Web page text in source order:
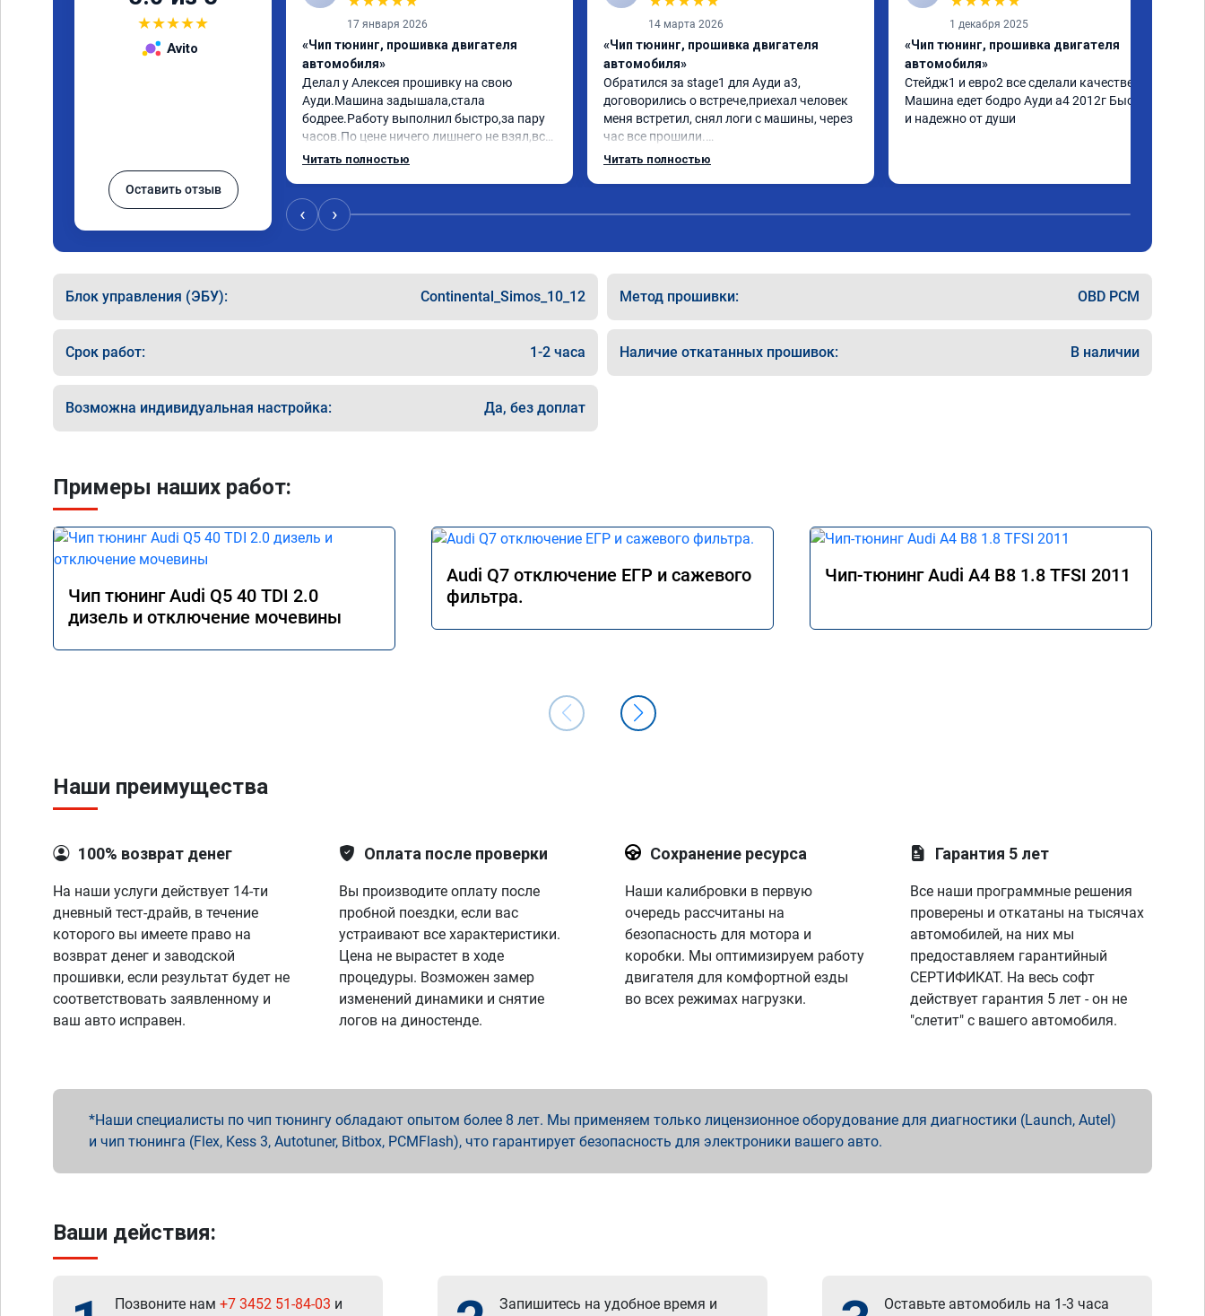
★★★★★
Avito
Оставить отзыв
17 января 2026
«Чип тюнинг, прошивка двигателя
автомобиля»
Делал у Алексея прошивку на свою
Ауди.Машина задышала,стала
бодрее.Работу выполнил быстро,за пару
часов.По цене ничего лишнего не взял,всё
как договаривались заранее.После
знаю,куда ехать в случае поломки
авто.Однозначно рекомендую Алексея
Читать полностью
14 марта 2026
«Чип тюнинг, прошивка двигателя
автомобиля»
Обратился за stage1 для Ауди а3,
договорились о встрече,приехал человек
меня встретил, снял логи с машины, через
час все прошили.
Арман спасибо тебе огромное, машинка по
Читать полностью
1 декабря 2025
«Чип тюнинг, прошивка двигателя
автомобиля»
Стейдж1 и евро2 все сделали качественно.
Машина едет бодро Ауди а4 2012г Быстро
и надежно от души
‹ ›
Блок управления (ЭБУ): Continental_Simos_10_12 Метод прошивки: OBD PCM
Срок работ: 1-2 часа Наличие откатанных прошивок: В наличии
Возможна индивидуальная настройка: Да, без доплат
Примеры наших работ:
Чип тюнинг Audi Q5 40 TDI 2.0
дизель и отключение мочевины
Audi Q7 отключение ЕГР и сажевого
фильтра.
Чип-тюнинг Audi A4 B8 1.8 TFSI 2011
Наши преимущества
100% возврат денег
На наши услуги действует 14-ти
дневный тест-драйв, в течение
которого вы имеете право на
возврат денег и заводской
прошивки, если результат будет не
соответствовать заявленному и
ваш авто исправен.
Оплата после проверки
Вы производите оплату после
пробной поездки, если вас
устраивают все характеристики.
Цена не вырастет в ходе
процедуры. Возможен замер
изменений динамики и снятие
логов на диностенде.
Сохранение ресурса
Наши калибровки в первую
очередь рассчитаны на
безопасность для мотора и
коробки. Мы оптимизируем работу
двигателя для комфортной езды
во всех режимах нагрузки.
Гарантия 5 лет
Все наши программные решения
проверены и откатаны на тысячах
автомобилей, на них мы
предоставляем гарантийный
СЕРТИФИКАТ. На весь софт
действует гарантия 5 лет - он не
"слетит" с вашего автомобиля.
Наши специалисты по чип тюнингу обладают опытом более 8 лет. Мы применяем только лицензионное оборудование для диагностики (Launch, Autel)
и чип тюнинга (Flex, Kess 3, Autotuner, Bitbox, PCMFlash), что гарантирует безопасность для электроники вашего авто.
Ваши действия:
Позвоните нам +7 3452 51-84-03 и Запишитесь на удобное время и Оставьте автомобиль на 1-3 часа